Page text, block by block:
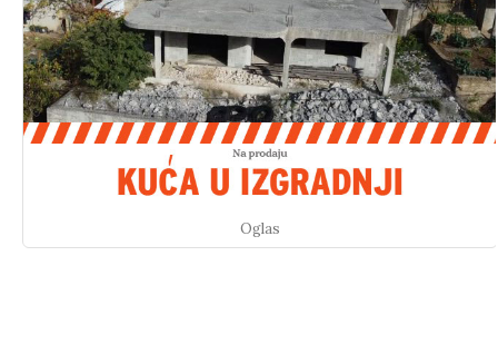
Oglas